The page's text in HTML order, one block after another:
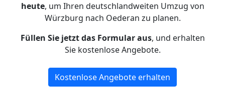
heute, um Ihren deutschlandweiten Umzug von
Würzburg nach Oederan zu planen.
Füllen Sie jetzt das Formular aus, und erhalten
Sie kostenlose Angebote.
Kostenlose Angebote erhalten